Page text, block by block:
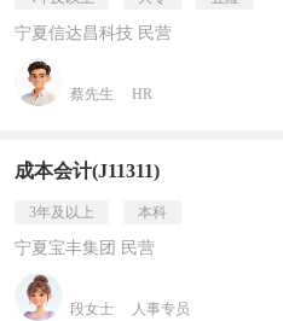
宁夏信达昌科技 民营
蔡先生 HR
成本会计(J11311)
3年及以上 本科
宁夏宝丰集团 民营
段女士 人事专员